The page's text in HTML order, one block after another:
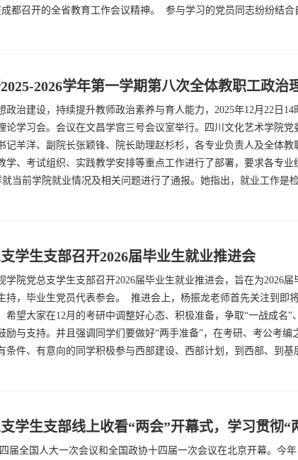
都召开的全省教育工作会议精神。 参与学习的党员同志纷纷结合
2026学年第一学期第八次全体教职工政治
政治建设，持续提升教师政治素养与育人能力，2025年12月22日
论学习会。会议在文昌学宫三号会议室举行。四川文化艺术学院
记羊洋、副院长张颖锋、院长助理赵杉杉，各专业负责人及全体
学、考试组织、实践教学安排等重点工作进行了部署，要求各专
当前学院就业情况及相关问题进行了通报。她指出，就业工作是
学生支部召开2026届毕业生就业推进会
学院党总支学生支部召开2026届毕业生就业推进会，旨在为2026
持，毕业生党员代表参会。 推进会上，杨振龙老师首先关注到即
希望大家在12月的考研中调整好心态、积极准备，争取“一战成名
励与支持。并且强调同学们要做好“两手准备”，在考研、考公考编
条件、有意向的同学积极参与西部建设、西部计划，到西部、到基
学生支部线上收看“两会”开幕式，学习贯彻“
届全国人大一次会议和全国政协十四届一次会议在北京开幕。今